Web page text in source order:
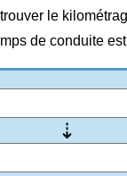
le
de conduite
⇢